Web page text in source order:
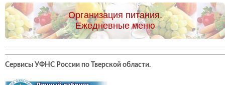
Организация питания.
Ежедневные меню
Сервисы УФНС России по Тверской области.